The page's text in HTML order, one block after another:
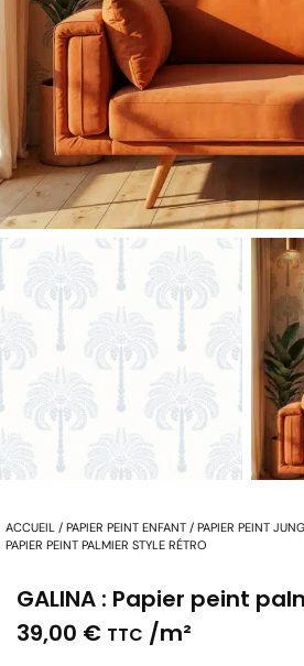
ACCUEIL / PAPIER PEINT ENFANT / PAPIER PEINT
PAPIER PEINT PALMIER STYLE RÉTRO
GALINA : Papier peint
39,00 € TTC /m²